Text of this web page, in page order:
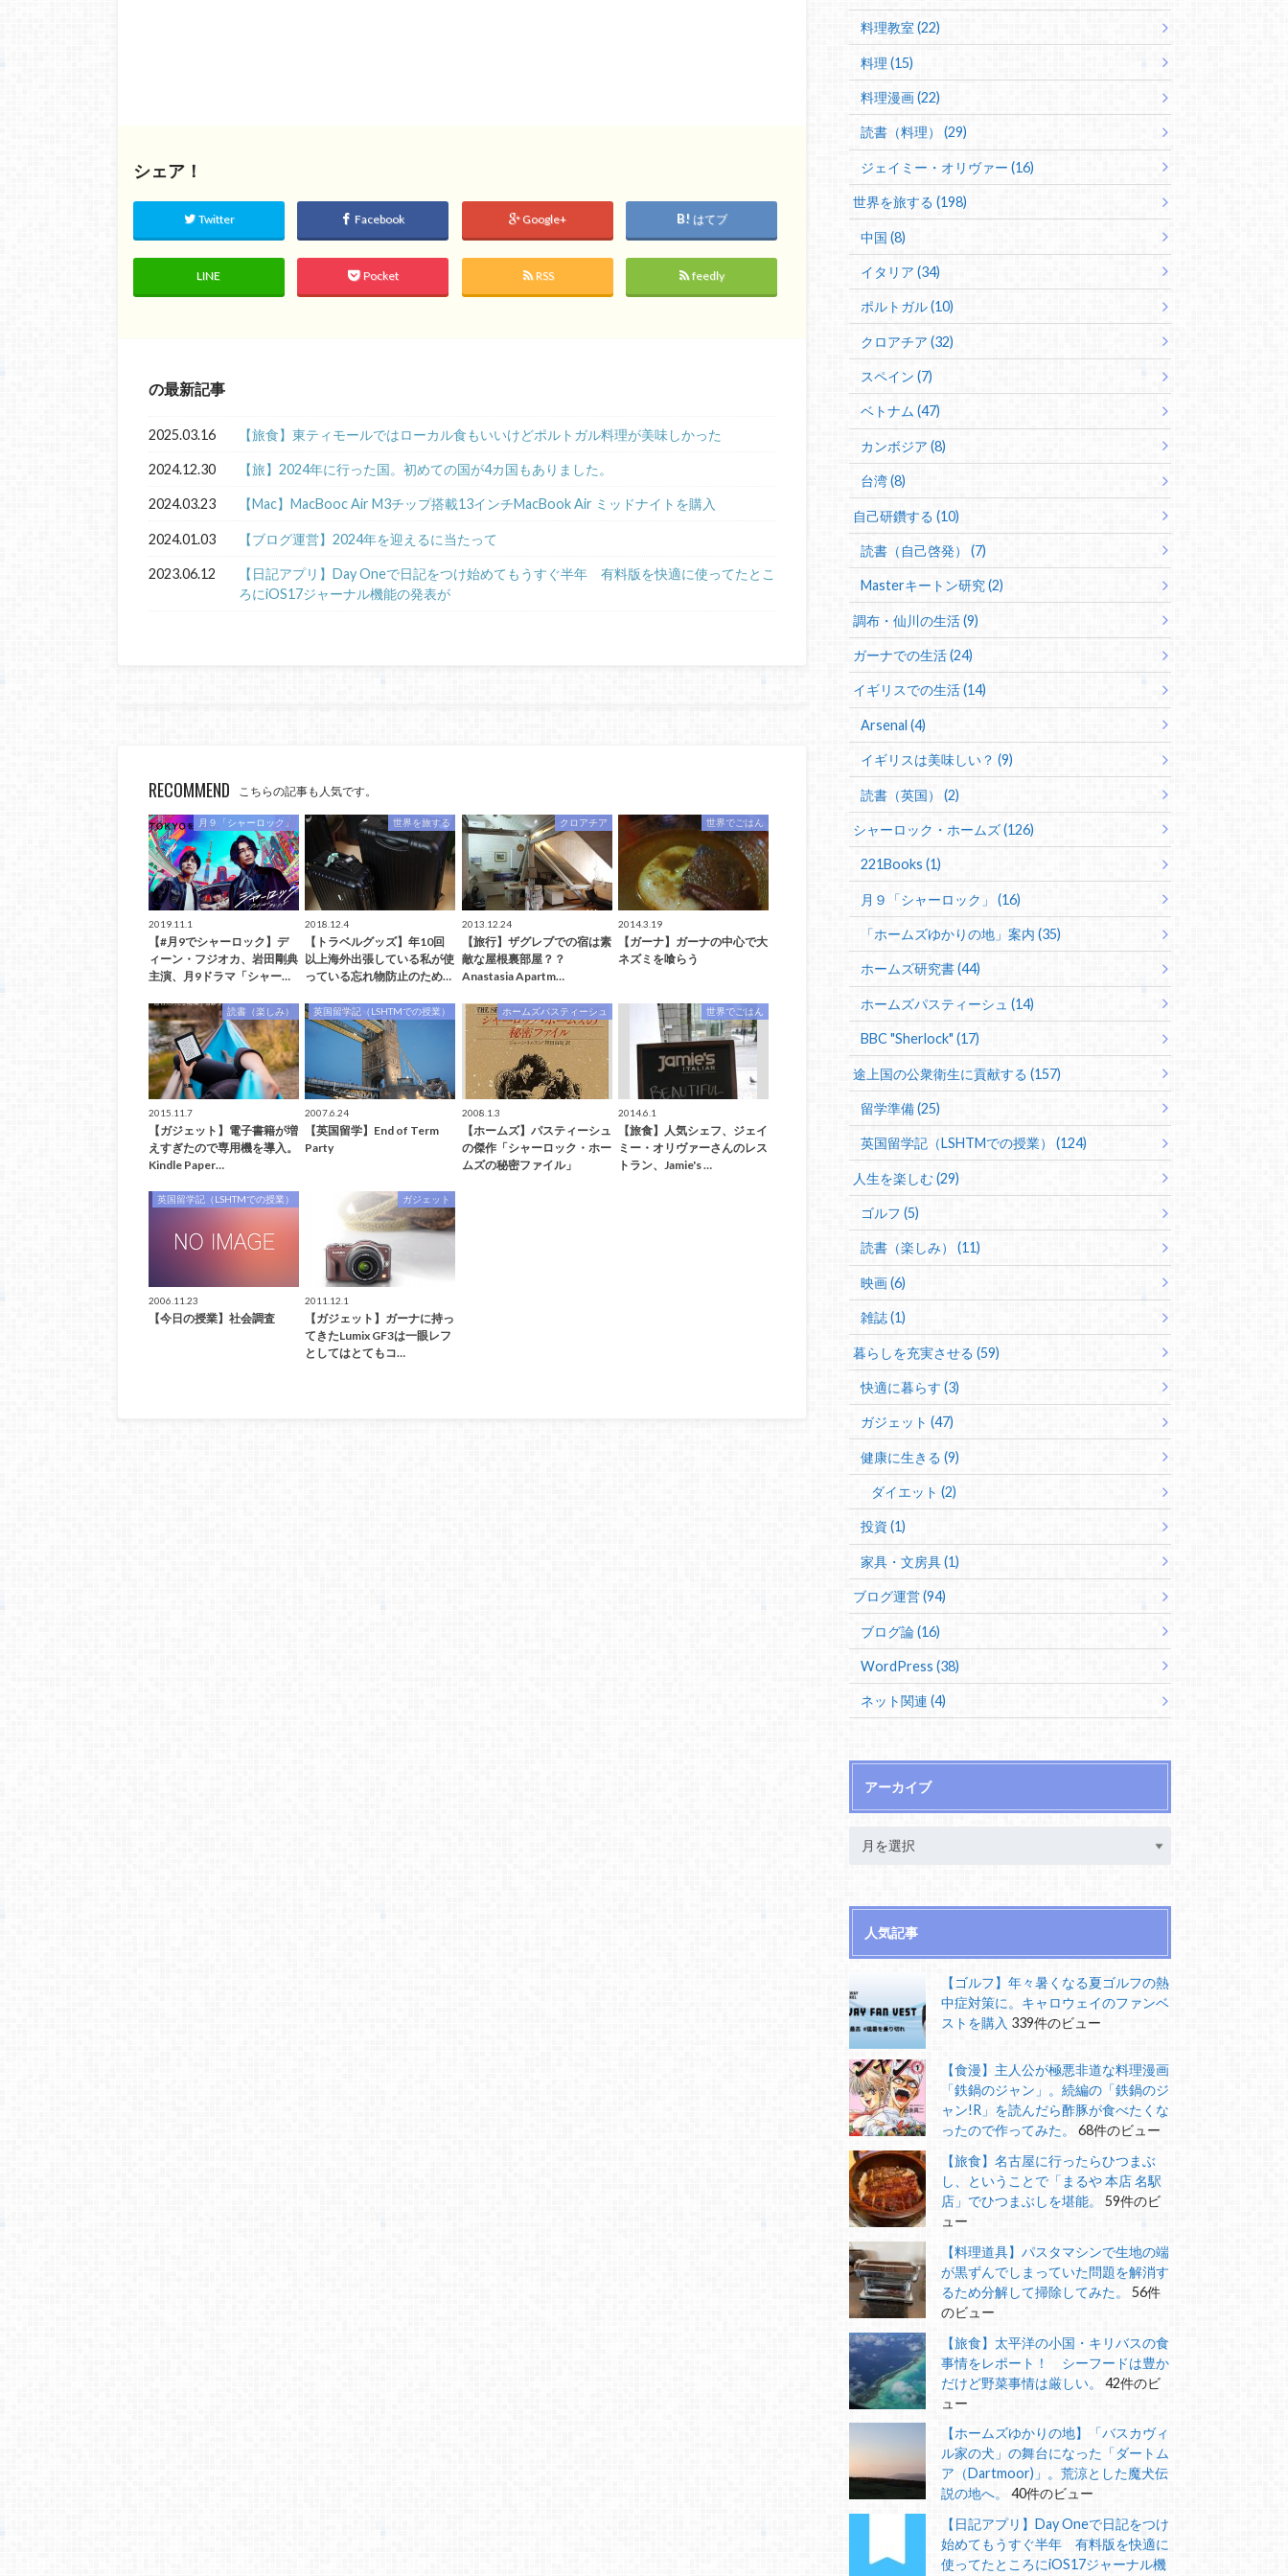
シェア！
Twitter Facebook Google+ はてブ
LINE Pocket RSS feedly
の最新記事
2025.03.16 【旅食】東ティモールではローカル食もいいけどポルトガル料理が美味しかった
2024.12.30 【旅】2024年に行った国。初めての国が4カ国もありました。
2024.03.23 【Mac】MacBooc Air M3チップ搭載13インチMacBook Air ミッドナイトを購入
2024.01.03 【ブログ運営】2024年を迎えるに当たって
2023.06.12
【日記アプリ】Day Oneで日記をつけ始めてもうすぐ半年 有料版を快適に使ってたとこ
ろにiOS17ジャーナル機能の発表が
RECOMMEND こちらの記事も人気です。
月９「シャーロック」
2019.11.1
【#月9でシャーロック】デ
ィーン・フジオカ、岩田剛典
主演、月9ドラマ「シャー…
世界を旅する
2018.12.4
【トラベルグッズ】年10回
以上海外出張している私が使
っている忘れ物防止のため…
クロアチア
2013.12.24
【旅行】ザグレブでの宿は素
敵な屋根裏部屋？？
Anastasia Apartm…
世界でごはん
2014.3.19
【ガーナ】ガーナの中心で大
ネズミを喰らう
読書（楽しみ）
2015.11.7
【ガジェット】電子書籍が増
えすぎたので専用機を導入。
Kindle Paper…
英国留学記（LSHTMでの授業）
2007.6.24
【英国留学】End of Term
Party
ホームズパスティーシュ
2008.1.3
【ホームズ】パスティーシュ
の傑作「シャーロック・ホー
ムズの秘密ファイル」
世界でごはん
2014.6.1
【旅食】人気シェフ、ジェイ
ミー・オリヴァーさんのレス
トラン、Jamie's …
英国留学記（LSHTMでの授業）
2006.11.23
【今日の授業】社会調査
ガジェット
2011.12.1
【ガジェット】ガーナに持っ
てきたLumix GF3は一眼レフ
としてはとてもコ…
料理教室 (22)
料理 (15)
料理漫画 (22)
読書（料理） (29)
ジェイミー・オリヴァー (16)
世界を旅する (198)
中国 (8)
イタリア (34)
ポルトガル (10)
クロアチア (32)
スペイン (7)
ベトナム (47)
カンボジア (8)
台湾 (8)
自己研鑽する (10)
読書（自己啓発） (7)
Masterキートン研究 (2)
調布・仙川の生活 (9)
ガーナでの生活 (24)
イギリスでの生活 (14)
Arsenal (4)
イギリスは美味しい？ (9)
読書（英国） (2)
シャーロック・ホームズ (126)
221Books (1)
月９「シャーロック」 (16)
「ホームズゆかりの地」案内 (35)
ホームズ研究書 (44)
ホームズパスティーシュ (14)
BBC "Sherlock" (17)
途上国の公衆衛生に貢献する (157)
留学準備 (25)
英国留学記（LSHTMでの授業） (124)
人生を楽しむ (29)
ゴルフ (5)
読書（楽しみ） (11)
映画 (6)
雑誌 (1)
暮らしを充実させる (59)
快適に暮らす (3)
ガジェット (47)
健康に生きる (9)
ダイエット (2)
投資 (1)
家具・文房具 (1)
ブログ運営 (94)
ブログ論 (16)
WordPress (38)
ネット関連 (4)
アーカイブ
人気記事
【ゴルフ】年々暑くなる夏ゴルフの熱
中症対策に。キャロウェイのファンベ
ストを購入 339件のビュー
【食漫】主人公が極悪非道な料理漫画
「鉄鍋のジャン」。続編の「鉄鍋のジ
ャン!R」を読んだら酢豚が食べたくな
ったので作ってみた。
68件のビュー
【旅食】名古屋に行ったらひつまぶ
し、ということで「まるや 本店 名駅
店」でひつまぶしを堪能。
59件のビ
ュー
【料理道具】パスタマシンで生地の端
が黒ずんでしまっていた問題を解消す
るため分解して掃除してみた。
56件
のビュー
【旅食】太平洋の小国・キリバスの食
事情をレポート！ シーフードは豊か
だけど野菜事情は厳しい。
42件のビ
ュー
【ホームズゆかりの地】「バスカヴィ
ル家の犬」の舞台になった「ダートム
ア（Dartmoor)」。荒涼とした魔犬伝
説の地へ。
40件のビュー
【日記アプリ】Day Oneで日記をつけ
始めてもうすぐ半年 有料版を快適に
使ってたところにiOS17ジャーナル機